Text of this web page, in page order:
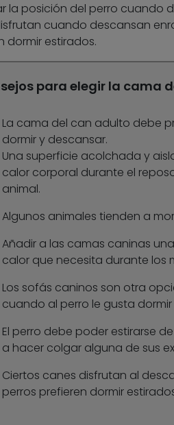
la posición del perro cuando
cuando descansan
dormir estirados.
para elegir la cama
La cama del can adulto debe
dormir y descansar.
Una superficie acolchada y
calor corporal durante el
animal.
Algunos animales tienden a
Añadir a las camas caninas
calor que necesita durante los
Los sofás caninos son otra
cuando al perro le gusta
El perro debe poder estirarse
a hacer colgar alguna de sus
Ciertos canes disfrutan al
perros prefieren dormir